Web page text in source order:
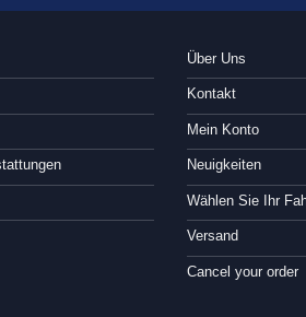
Über Uns
Kontakt
Mein Konto
Neuigkeiten
Wählen Sie Ihr
Versand
Cancel your order